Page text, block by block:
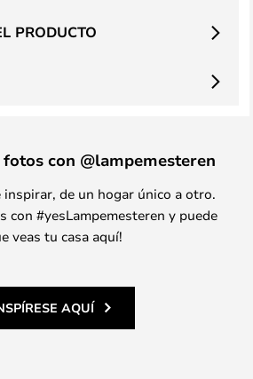
PRODUCTO
con @lampemesteren
de un hogar único a otro.
con #yesLampemesteren y puede
veas tu casa aquí!
AQUÍ